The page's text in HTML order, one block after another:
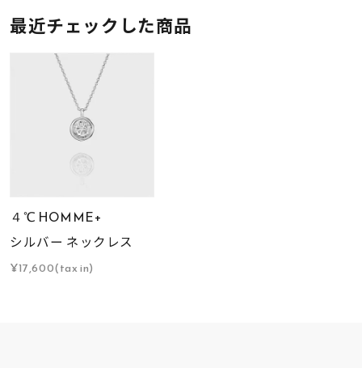
最近チェックした商品
４℃ HOMME+
シルバー ネックレス
¥17,600(tax in)